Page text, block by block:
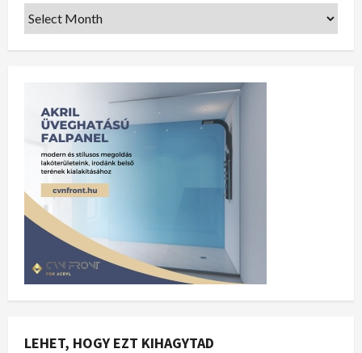
LEHET, HOGY EZT KIHAGYTAD